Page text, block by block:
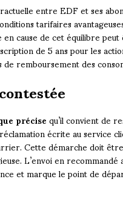
entre EDF et ses
tarifaires
cause de cet équilibre
de 5 ans pour les
de remboursement des
précisequ’il convient de
écrite au service
Cette démarche doit
L’envoi en recommandé
et marque le point de